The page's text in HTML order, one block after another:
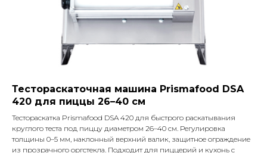
Тестораскаточная машина Prismafood DSA
420 для пиццы 26–40 см
Тестораскатка Prismafood DSA 420 для быстрого раскатывания
круглого теста под пиццу диаметром 26–40 см. Регулировка
толщины 0–5 мм, наклонный верхний валик, защитное ограждение
из прозрачного оргстекла. Подходит для пиццерий и кухонь с